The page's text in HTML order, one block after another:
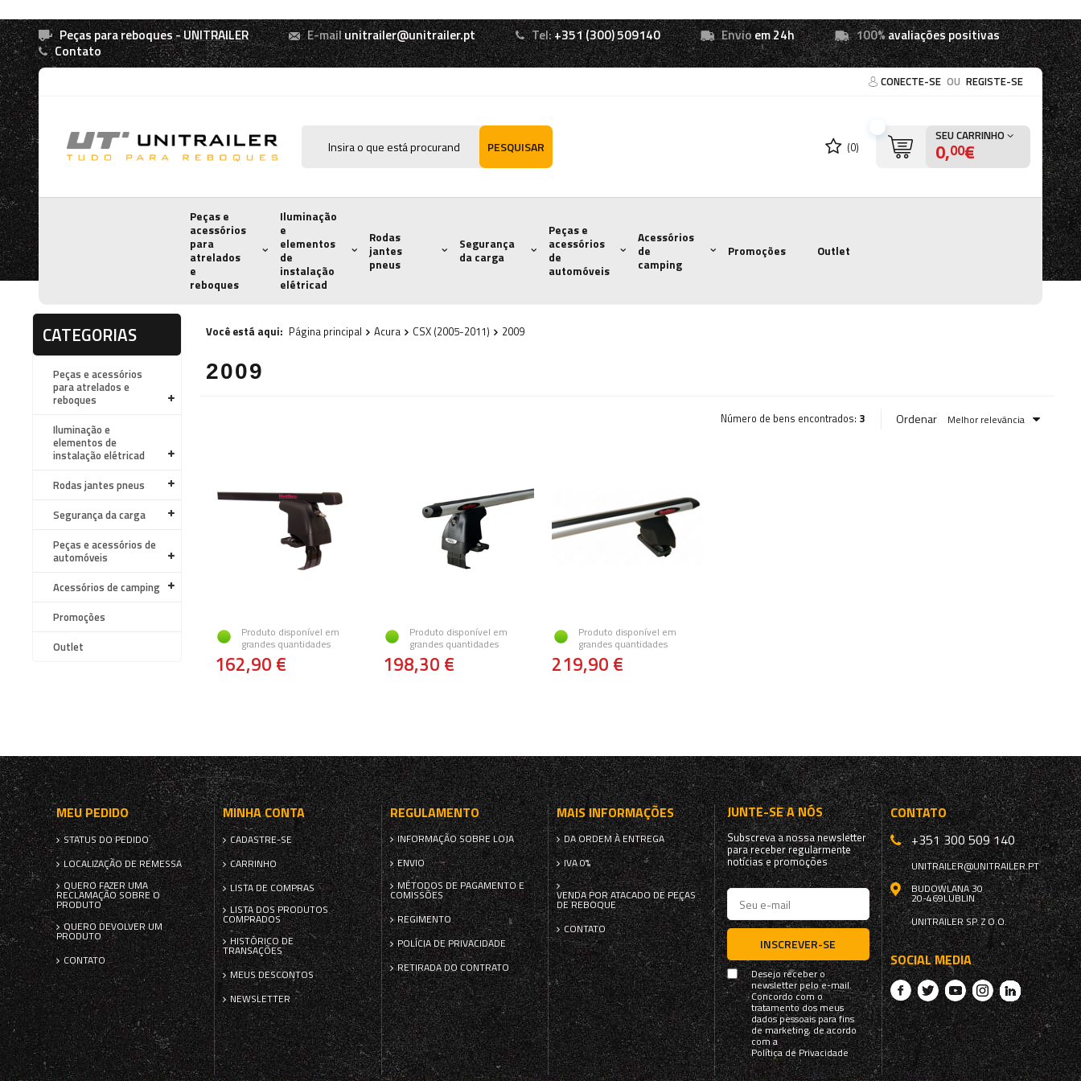
Peças para reboques - UNITRAILER E-mailunitrailer@unitrailer.pt Tel:+351 (300) 509140 Envioem 24h 100%avaliações positivas
Contato
CONECTE-SE OU REGISTE-SE
PESQUISAR (0)
SEU CARRINHO
0,00€
Peças e
acessórios
para
atrelados
e
reboques
Iluminação
e
elementos
de
instalação
elétricad
Rodas
jantes
pneus
Segurança
da carga
Peças e
acessórios
de
automóveis
Acessórios
de
camping
Promoções Outlet
CATEGORIAS
Peças e acessórios
para atrelados e
reboques
Iluminação e
elementos de
instalação elétricad
Rodas jantes pneus
Segurança da carga
Peças e acessórios de
automóveis
Acessórios de camping
Promoções
Outlet
Você está aqui: Página principal Acura CSX (2005-2011) 2009
2009
Número de bens encontrados: 3 Ordenar Melhor relevância
Produto disponível em
grandes quantidades
162,90 €
Produto disponível em
grandes quantidades
198,30 €
Produto disponível em
grandes quantidades
219,90 €
MEU PEDIDO
STATUS DO PEDIDO
LOCALIZAÇÃO DE REMESSA
QUERO FAZER UMA
RECLAMAÇÃO SOBRE O
PRODUTO
QUERO DEVOLVER UM
PRODUTO
CONTATO
MINHA CONTA
CADASTRE-SE
CARRINHO
LISTA DE COMPRAS
LISTA DOS PRODUTOS
COMPRADOS
HISTÓRICO DE
TRANSAÇÕES
MEUS DESCONTOS
NEWSLETTER
REGULAMENTO
INFORMAÇÃO SOBRE LOJA
ENVIO
MÉTODOS DE PAGAMENTO E
COMISSÕES
REGIMENTO
POLÍCIA DE PRIVACIDADE
RETIRADA DO CONTRATO
MAIS INFORMAÇÕES
DA ORDEM À ENTREGA
IVA 0%
VENDA POR ATACADO DE PEÇAS
DE REBOQUE
CONTATO
JUNTE-SE A NÓS
Subscreva a nossa newsletter
para receber regularmente
notícias e promoções
INSCREVER-SE
Desejo receber o
newsletter pelo e-mail.
Concordo com o
tratamento dos meus
dados pessoais para fins
de marketing, de acordo
com a
Política de Privacidade
CONTATO
+351 300 509 140
UNITRAILER@UNITRAILER.PT
BUDOWLANA 30
20-469LUBLIN
UNITRAILER SP. Z O.O.
SOCIAL MEDIA